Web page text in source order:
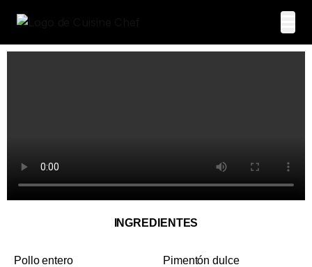
INGREDIENTES
Pollo entero
Pimentón dulce